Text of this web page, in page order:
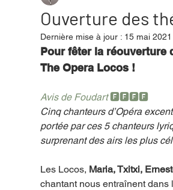
Performance Rire Récompense
Événement Validé par Romane.
Offre spéciale Annuaire Théâtre -
Ouverture des
Dernière mise à jour : 15 mai 2021
Pour fêter la réouverture
The Opera Locos !
Avis de Foudart 🅵🅵🅵🅵
Cinq chanteurs d’Opéra
portée par ces 5 chanteurs
surprenant des airs les plus
Les Locos, Maria, Txitxi,
chantant nous entraînent dans